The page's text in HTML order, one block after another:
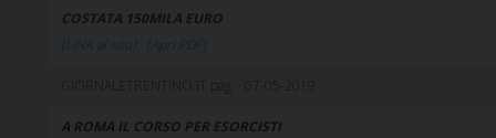
COSTATA 150MILA EURO
[LINK al sito]
[Apri PDF]
A ROMA IL CORSO PER ESORCISTI